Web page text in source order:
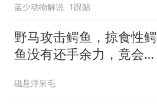
蓝少动物解说 1跟贴
野马攻击鳄鱼，掠食性鳄
鱼没有还手余力，竟会发
磁悬浮呆毛